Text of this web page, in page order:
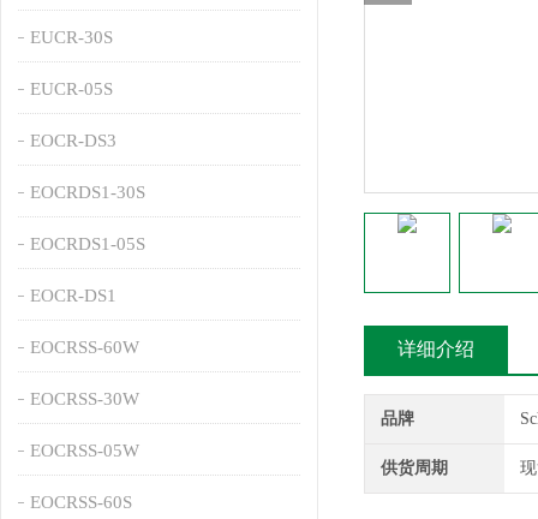
EUCR-30S
EUCR-05S
EOCR-DS3
EOCRDS1-30S
EOCRDS1-05S
EOCR-DS1
EOCRSS-60W
EOCRSS-30W
EOCRSS-05W
EOCRSS-60S
详细介绍
品牌
供货周期